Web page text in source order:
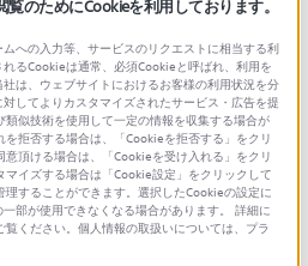
機器や通話アプリの問
やアプリであること
やアプリで接続して頂く
機器やアプリのメー
ください。
のためにCookieを利用しております。
への入力等、サービスのリクエストに相当する利
るCookieは通常、必須Cookieと呼ばれ、利用を
は、ウェブサイトにおけるお客様の利用状況を分
してよりカスタマイズされたサービス・広告を提
似技術を使用して一定の情報を収集する場合が
拒否する場合は、「Cookieを拒否する」をクリ
頂ける場合は、「Cookieを受け入れる」をクリ
イズする場合は「Cookie設定」をクリックして
することができます。選択したCookieの設定に
部が使用できなくなる場合があります。 詳細に
ください。個人情報の取扱いについては、プラ